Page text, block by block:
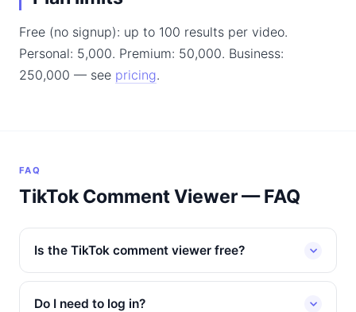
Free (no signup): up to 100 results per video.
Personal: 5,000. Premium: 50,000. Business:
250,000 — see pricing.
FAQ
TikTok Comment Viewer — FAQ
Is the TikTok comment viewer free?
Do I need to log in?